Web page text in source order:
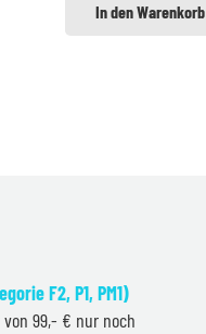
In den Warenkorb
F2, P1, PM1)
von 99,- € nur noch